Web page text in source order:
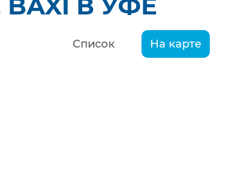
Список На карте